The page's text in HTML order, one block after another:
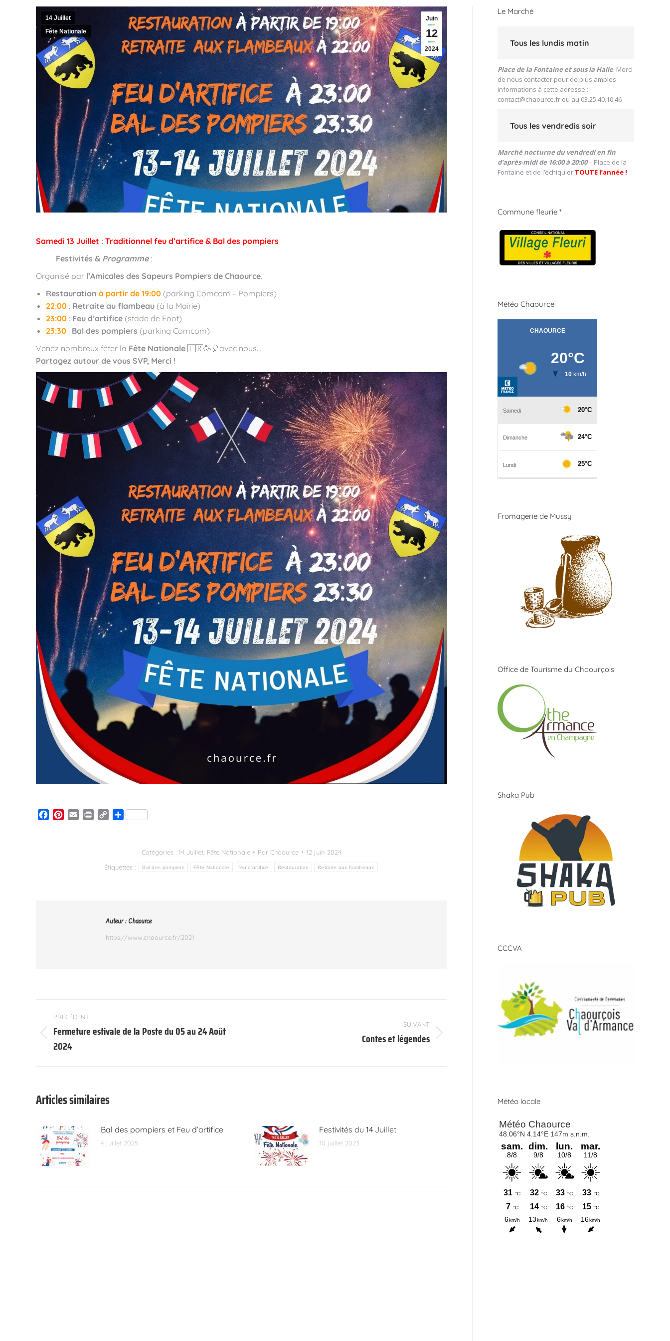
Juin
12
2024
14 Juillet
Fête Nationale
Samedi 13 Juillet : Traditionnel feu d’artifice & Bal des pompiers
Festivités & Programme :
Organisé par l’Amicales des Sapeurs Pompiers de Chaource.
Restauration à partir de 19:00 (parking Comcom – Pompiers)
22:00 : Retraite au flambeau (à la Mairie)
23:00 : Feu d’artifice (stade de Foot)
23:30 : Bal des pompiers (parking Comcom)
Venez nombreux fêter la Fête Nationale 🇫🇷🥳 🎈 avec nous…
Partagez autour de vous SVP, Merci !
Facebook
Pinterest
Email Print
CopyPartager
Catégories : 14 Juillet Fête Nationale Par Chaource
12 juin 2024
Étiquettes :
Bal des pompiers Fête Nationale feu d'artifice Restauration Retraite aux flambeaux
Auteur : Chaource
https://www.chaource.fr/2021
Navigation
article
PRÉCÉDENT
Article
précédent
Fermeture estivale de la Poste du 05 au 24 Août
2024
SUIVANT
Contes et légendes
Articles similaires
Bal des pompiers et Feu d’artifice
4 juillet 2025
Festivités du 14 Juillet
10 juillet 2023
Le Marché
Tous les lundis matin
Place de la Fontaine et sous la Halle. Merci
de nous contacter pour de plus amples
informations à cette adresse :
contact@chaource.fr ou au 03.25.40.10.46
Tous les vendredis soir
Marché nocturne du vendredi en fin
d’après-midi de 16:00 à 20:00– Place de la
Fontaine et de l’échiquier TOUTE l’année !
Commune fleurie *
Météo Chaource
Fromagerie de Mussy
Office de Tourisme du Chaourçois
Shaka Pub
CCCVA
Météo locale